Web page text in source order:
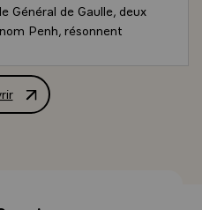
Général de Gaulle, deux
Penh, résonnent
combien elles
le destin de votre
sombrait dans le chaos.
ans, les diplomates de
amenaient les couleurs
de M. Jacques Chirac,